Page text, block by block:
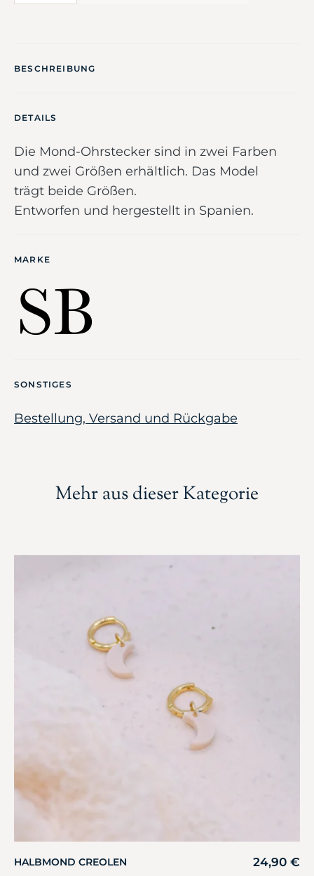
BESCHREIBUNG
DETAILS
Die Mond-Ohrstecker sind in zwei Farben
und zwei Größen erhältlich. Das Model
trägt beide Größen.
Entworfen und hergestellt in Spanien.
MARKE
SONSTIGES
Bestellung, Versand und Rückgabe
Mehr aus dieser Kategorie
HALBMOND CREOLEN 24,90 €